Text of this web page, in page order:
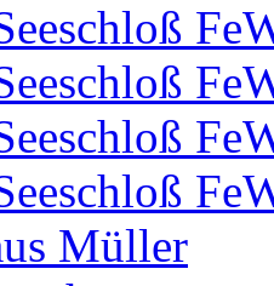
Müller